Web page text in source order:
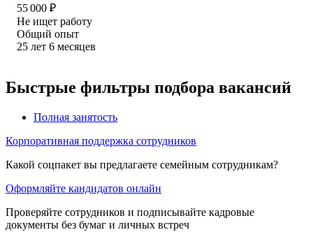
55 000 ₽
Не ищет работу
Общий опыт
25 лет 6 месяцев
Быстрые фильтры подбора вакансий
Полная занятость
Корпоративная поддержка сотрудников
Какой соцпакет вы предлагаете семейным сотрудникам?
Оформляйте кандидатов онлайн
Проверяйте сотрудников и подписывайте кадровые
документы без бумаг и личных встреч